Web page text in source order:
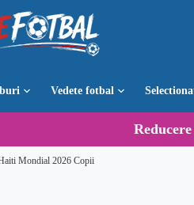
Vedete fotbal
Mondial 2026 Copii